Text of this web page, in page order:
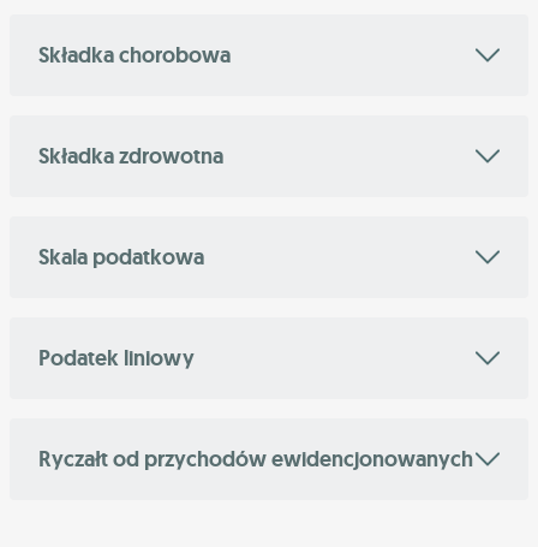
Składka chorobowa
Składka zdrowotna
Skala podatkowa
Podatek liniowy
Ryczałt od przychodów ewidencjonowanych